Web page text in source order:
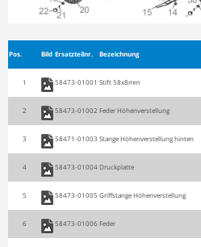
Pos. Bild Ersatzteilnr. Bezeichnung
1 58473-01001 Stift 58x8mm
2 58473-01002 Feder Höhenverstellung
3 58471-01003 Stange Höhenverstellung hinten
4 58473-01004Druckplatte
5 58473-01005 Griffstange Höhenverstellung
6 58473-01006 Feder